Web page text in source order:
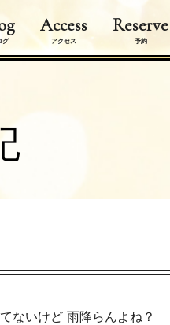
グ
Access
アクセス
Reserve
予約
ないけど 雨降らんよね？